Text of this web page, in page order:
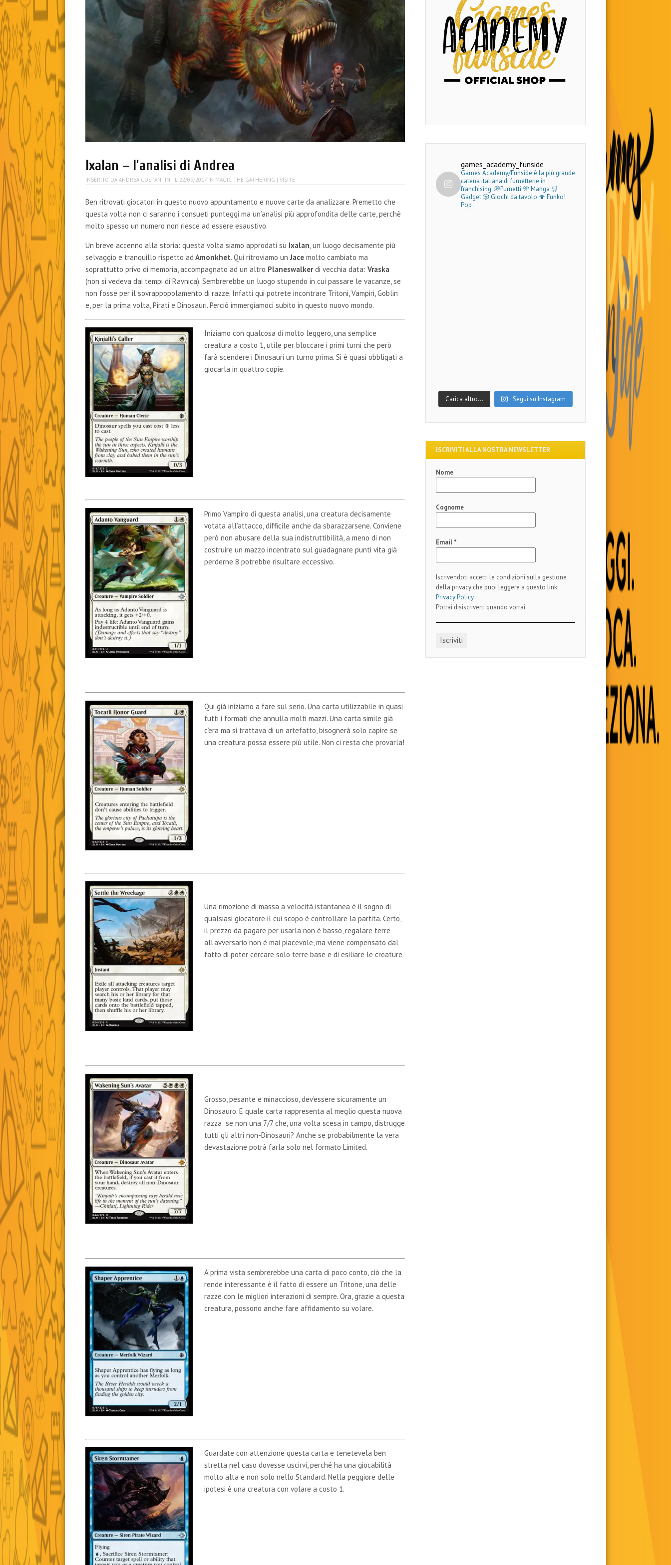
Ixalan – l’analisi di Andrea
INSERITO DAANDREA COSTANTINI IL 22/09/2017 IN MAGIC THE GATHERING | VISITE
Ben ritrovati giocatori in questo nuovo appuntamento e nuove carte da analizzare. Premetto che
questa volta non ci saranno i consueti punteggi ma un’analisi più approfondita delle carte, perchè
molto spesso un numero non riesce ad essere esaustivo.
Un breve accenno alla storia: questa volta siamo approdati su Ixalan, un luogo decisamente più
selvaggio e tranquillo rispetto ad Amonkhet. Qui ritroviamo unJace molto cambiato ma
soprattutto privo di memoria, accompagnato ad un altro Planeswalkerdi vecchia data:Vraska
(non si vedeva dai tempi di Ravnica). Sembrerebbe un luogo stupendo in cui passare le vacanze, se
non fosse per il sovrappopolamento di razze. Infatti qui potrete incontrare Tritoni, Vampiri, Goblin
e, per la prima volta, Pirati e Dinosauri. Perciò immergiamoci subito in questo nuovo mondo.
Iniziamo con qualcosa di molto leggero, una semplice
creatura a costo 1, utile per bloccare i primi turni che però
farà scendere i Dinosauri un turno prima. Si è quasi obbligati a
giocarla in quattro copie.
Primo Vampiro di questa analisi, una creatura decisamente
votata all’attacco, difficile anche da sbarazzarsene. Conviene
però non abusare della sua indistruttibilità, a meno di non
costruire un mazzo incentrato sul guadagnare punti vita già
perderne 8 potrebbe risultare eccessivo.
Qui già iniziamo a fare sul serio. Una carta utilizzabile in quasi
tutti i formati che annulla molti mazzi. Una carta simile già
c’era ma si trattava di un artefatto, bisognerà solo capire se
una creatura possa essere più utile. Non ci resta che provarla!
Una rimozione di massa a velocità istantanea è il sogno di
qualsiasi giocatore il cui scopo è controllare la partita. Certo,
il prezzo da pagare per usarla non è basso, regalare terre
all’avversario non è mai piacevole, ma viene compensato dal
fatto di poter cercare solo terre base e di esiliare le creature.
Grosso, pesante e minaccioso, dev’essere sicuramente un
Dinosauro. E quale carta rappresenta al meglio questa nuova
razza se non una 7/7 che, una volta scesa in campo, distrugge
tutti gli altri non-Dinosauri? Anche se probabilmente la vera
devastazione potrà farla solo nel formato Limited.
A prima vista sembrerebbe una carta di poco conto, ciò che la
rende interessante è il fatto di essere un Tritone, una delle
razze con le migliori interazioni di sempre. Ora, grazie a questa
creatura, possono anche fare affidamento su volare.
Guardate con attenzione questa carta e tenetevela ben
stretta nel caso dovesse uscirvi, perché ha una giocabilità
molto alta e non solo nello Standard. Nella peggiore delle
ipotesi è una creatura con volare a costo 1.
games_academy_funside
Games Academy/Funside è la più grande
catena italiana di fumetterie in
franchising.💭Fumetti 🎌 Manga 🛒
Gadget🎲 Giochi da tavolo 🍄 Funko!
Pop
Carica altro… Segui su Instagram
ISCRIVITI ALLA NOSTRA NEWSLETTER
Nome
Cognome
Email *
Iscrivendoti accetti le condizioni sulla gestione
della privacy che puoi leggere a questo link:
Privacy Policy
Potrai disiscriverti quando vorrai.